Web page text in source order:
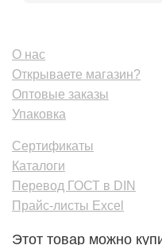
О нас
Открываете магазин?
Оптовые заказы
Упаковка
Сертификаты
Каталоги
Перевод ГОСТ в DIN
Прайс-листы Excel
Этот товар можно